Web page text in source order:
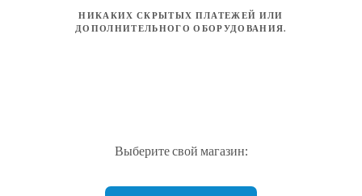
НИКАКИХ СКРЫТЫХ ПЛАТЕЖЕЙ ИЛИ
ДОПОЛНИТЕЛЬНОГО ОБОРУДОВАНИЯ.
Выберите свой магазин: